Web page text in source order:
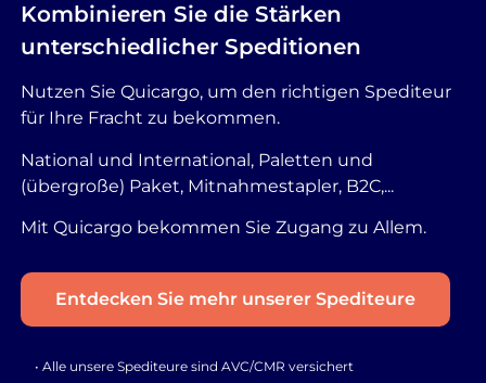
Kombinieren Sie die Stärken
unterschiedlicher Speditionen
Nutzen Sie Quicargo, um den richtigen Spediteur
für Ihre Fracht zu bekommen.
National und International, Paletten und
(übergroße) Paket, Mitnahmestapler, B2C,...
Mit Quicargo bekommen Sie Zugang zu Allem.
Entdecken Sie mehr unserer Spediteure
• Alle unsere Spediteure sind AVC/CMR versichert